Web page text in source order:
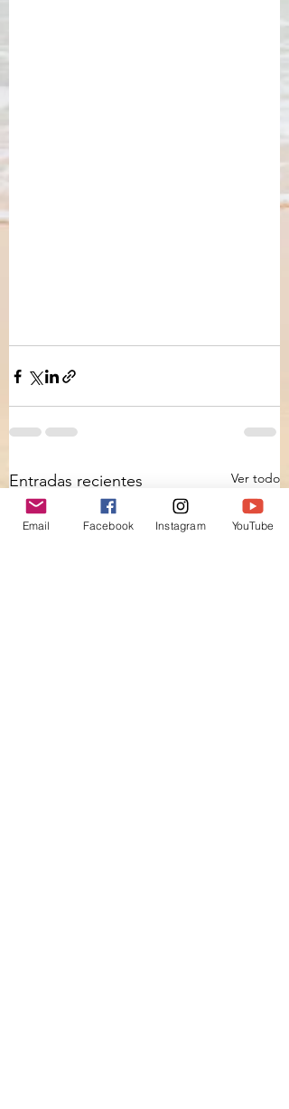
Entradas recientes Ver todo
Email Facebook Instagram YouTube